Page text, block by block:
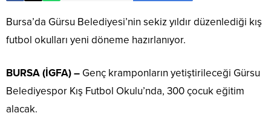
Bursa’da Gürsu Belediyesi’nin sekiz yıldır düzenlediği kış
futbol okulları yeni döneme hazırlanıyor.
BURSA (İGFA) – Genç kramponların yetiştirileceği Gürsu
Belediyespor Kış Futbol Okulu’nda, 300 çocuk eğitim
alacak.